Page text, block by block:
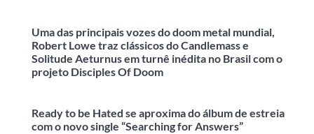
Uma das principais vozes do doom metal mundial,
Robert Lowe traz clássicos do Candlemass e
Solitude Aeturnus em turnê inédita no Brasil com o
projeto Disciples Of Doom
Ready to be Hated se aproxima do álbum de estreia
com o novo single “Searching for Answers”